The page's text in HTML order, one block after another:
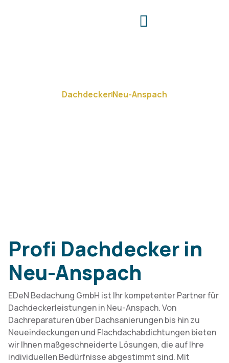
DachdeckerNeu-Anspach
Ihr zuverlässiger Dachdecker
Profi Dachdecker in
Neu-Anspach
EDeN Bedachung GmbH ist Ihr kompetenter Partner für
Dachdeckerleistungen in Neu-Anspach. Von
Dachreparaturen über Dachsanierungen bis hin zu
Neueindeckungen und Flachdachabdichtungen bieten
wir Ihnen maßgeschneiderte Lösungen, die auf Ihre
individuellen Bedürfnisse abgestimmt sind. Mit